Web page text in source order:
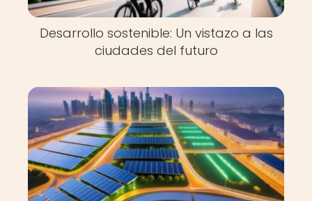
Desarrollo sostenible: Un vistazo a las
ciudades del futuro